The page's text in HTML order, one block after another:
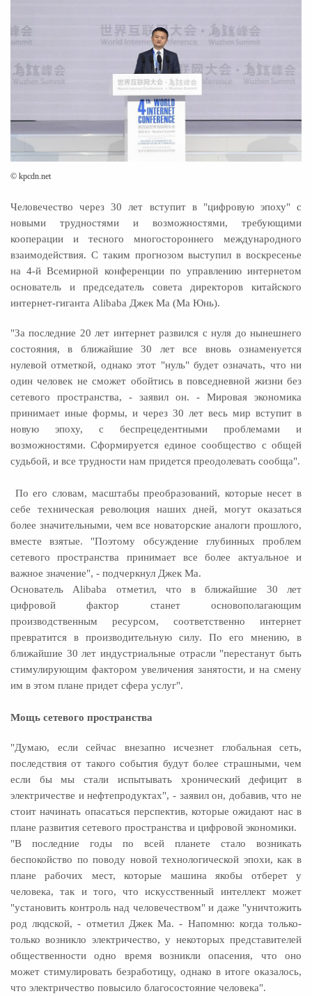
© kpcdn.net
Человечество через 30 лет вступит в "цифровую эпоху" с
новыми трудностями и возможностями, требующими
кооперации и тесного многостороннего международного
взаимодействия. С таким прогнозом выступил в воскресенье
на 4-й Всемирной конференции по управлению интернетом
основатель и председатель совета директоров китайского
интернет-гиганта Alibaba Джек Ма (Ма Юнь).
"За последние 20 лет интернет развился с нуля до нынешнего
состояния, в ближайшие 30 лет все вновь ознаменуется
нулевой отметкой, однако этот "нуль" будет означать, что ни
один человек не сможет обойтись в повседневной жизни без
сетевого пространства, - заявил он. - Мировая экономика
принимает иные формы, и через 30 лет весь мир вступит в
новую эпоху, с беспрецедентными проблемами и
возможностями. Сформируется единое сообщество с общей
судьбой, и все трудности нам придется преодолевать сообща".
По его словам, масштабы преобразований, которые несет в
себе техническая революция наших дней, могут оказаться
более значительными, чем все новаторские аналоги прошлого,
вместе взятые. "Поэтому обсуждение глубинных проблем
сетевого пространства принимает все более актуальное и
важное значение", - подчеркнул Джек Ма.
Основатель Alibaba отметил, что в ближайшие 30 лет
цифровой фактор станет основополагающим
производственным ресурсом, соответственно интернет
превратится в производительную силу. По его мнению, в
ближайшие 30 лет индустриальные отрасли "перестанут быть
стимулирующим фактором увеличения занятости, и на смену
им в этом плане придет сфера услуг".
Мощь сетевого пространства
"Думаю, если сейчас внезапно исчезнет глобальная сеть,
последствия от такого события будут более страшными, чем
если бы мы стали испытывать хронический дефицит в
электричестве и нефтепродуктах", - заявил он, добавив, что не
стоит начинать опасаться перспектив, которые ожидают нас в
плане развития сетевого пространства и цифровой экономики.
"В последние годы по всей планете стало возникать
беспокойство по поводу новой технологической эпохи, как в
плане рабочих мест, которые машина якобы отберет у
человека, так и того, что искусственный интеллект может
"установить контроль над человечеством" и даже "уничтожить
род людской, - отметил Джек Ма. - Напомню: когда только-
только возникло электричество, у некоторых представителей
общественности одно время возникли опасения, что оно
может стимулировать безработицу, однако в итоге оказалось,
что электричество повысило благосостояние человека".